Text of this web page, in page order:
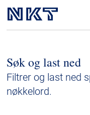
Kabelservice
Søk og last ned
Filtrer og last ned
nøkkelord.